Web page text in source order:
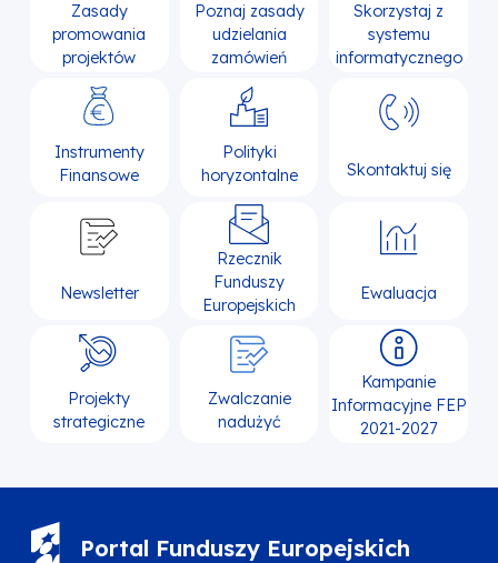
Zasady
promowania
projektów
Poznaj zasady
udzielania
zamówień
Skorzystaj z
systemu
informatycznego
Instrumenty
Finansowe
Polityki
horyzontalne
Skontaktuj się
Newsletter
Rzecznik
Funduszy
Europejskich
Ewaluacja
Projekty
strategiczne
Zwalczanie
nadużyć
Kampanie
Informacyjne FEP
2021-2027
Portal Funduszy Europejskich